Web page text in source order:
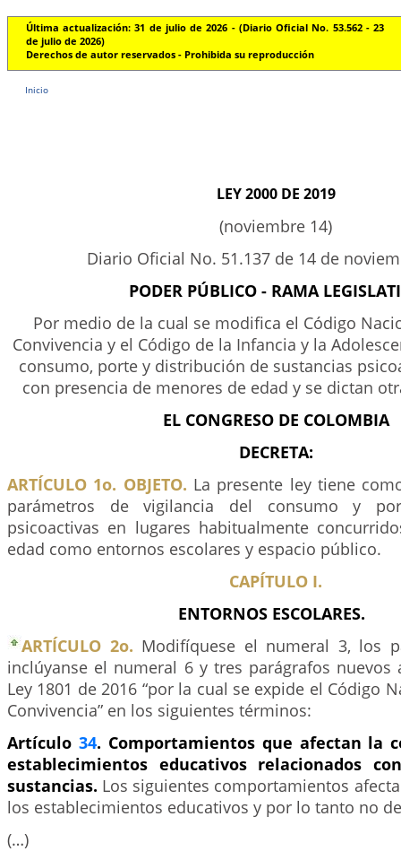
Última actualización: 31 de julio de 2026 - (Diario Oficial No. 53.562 - 23
de julio de 2026)
Derechos de autor reservados - Prohibida su reproducción
Inicio
LEY 2000 DE 2019
(noviembre 14)
Diario Oficial No. 51.137 de 14 de
PODER PÚBLICO - RAMA
Por medio de la cual se modifica el Código
Convivencia y el Código de la Infancia y la
consumo, porte y distribución de sustancias
con presencia de menores de edad y se dictan
EL CONGRESO DE COLOMBIA
DECRETA:
ARTÍCULO 1o. OBJETO. La presente ley tiene
parámetros de vigilancia del consumo y
psicoactivas en lugares habitualmente
edad como entornos escolares y espacio público.
CAPÍTULO I.
ENTORNOS ESCOLARES.
ARTÍCULO 2o. Modifíquese el numeral 3, los
inclúyanse el numeral 6 y tres parágrafos
Ley 1801 de 2016 “por la cual se expide el Código
Convivencia” en los siguientes términos:
Artículo 34. Comportamientos que afectan la
establecimientos educativos relacionados
sustancias. Los siguientes comportamientos
los establecimientos educativos y por lo tanto no
(…)